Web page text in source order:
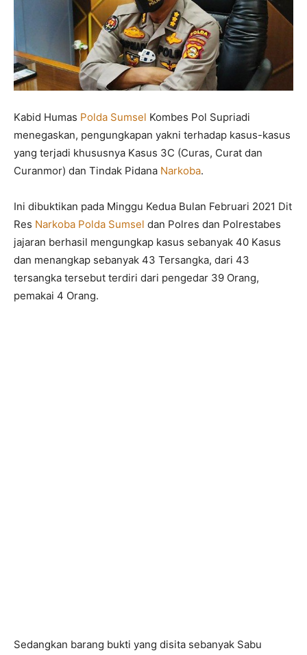
Kabid Humas Polda Sumsel Kombes Pol Supriadi
menegaskan, pengungkapan yakni terhadap kasus-kasus
yang terjadi khususnya Kasus 3C (Curas, Curat dan
Curanmor) dan Tindak Pidana Narkoba.
Ini dibuktikan pada Minggu Kedua Bulan Februari 2021 Dit
Res Narkoba Polda Sumsel dan Polres dan Polrestabes
jajaran berhasil mengungkap kasus sebanyak 40 Kasus
dan menangkap sebanyak 43 Tersangka, dari 43
tersangka tersebut terdiri dari pengedar 39 Orang,
pemakai 4 Orang.
Sedangkan barang bukti yang disita sebanyak Sabu